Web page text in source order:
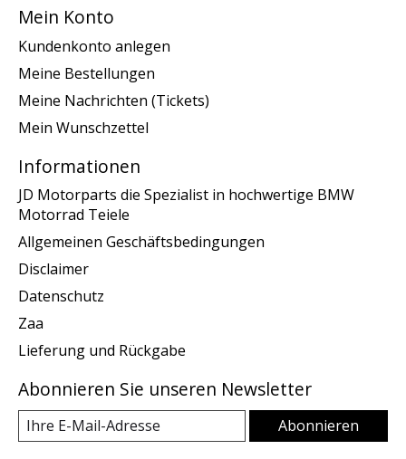
Mein Konto
Kundenkonto anlegen
Meine Bestellungen
Meine Nachrichten (Tickets)
Mein Wunschzettel
Informationen
JD Motorparts die Spezialist in hochwertige BMW
Motorrad Teiele
Allgemeinen Geschäftsbedingungen
Disclaimer
Datenschutz
Zaa
Lieferung und Rückgabe
Abonnieren Sie unseren Newsletter
Abonnieren